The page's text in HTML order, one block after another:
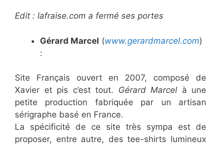
Edit : lafraise.com a fermé ses portes
Gérard Marcel (www.gerardmarcel.com)
:
Site Français ouvert en 2007, composé de
Xavier et pis c’est tout. Gérard Marcel à une
petite production fabriquée par un artisan
sérigraphe basé en France.
La spécificité de ce site très sympa est de
proposer, entre autre, des tee-shirts lumineux